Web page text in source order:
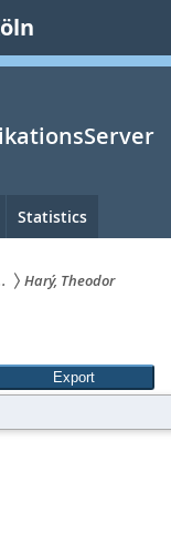
Statistics
Harý, Theodor